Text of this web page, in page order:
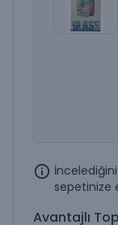
sepetinize
Avantajlı